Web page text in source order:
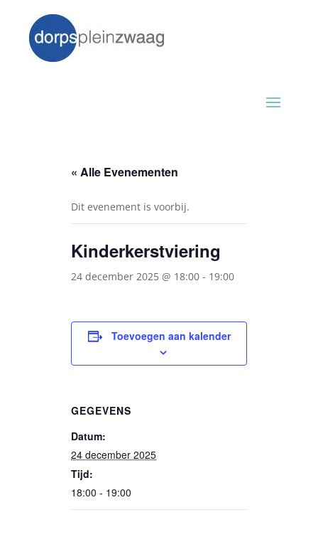
« Alle Evenementen
Dit evenement is voorbij.
Kinderkerstviering
24 december 2025 @ 18:00 - 19:00
Toevoegen aan kalender
GEGEVENS
Datum:
24 december 2025
Tijd:
18:00 - 19:00